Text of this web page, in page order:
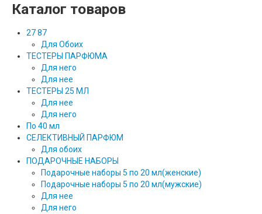
Каталог товаров
27 87
Для Обоих
ТЕСТЕРЫ ПАРФЮМА
Для него
Для нее
ТЕСТЕРЫ 25 МЛ
Для нее
Для него
По 40 мл
СЕЛЕКТИВНЫЙ ПАРФЮМ
Для обоих
ПОДАРОЧНЫЕ НАБОРЫ
Подарочные наборы 5 по 20 мл(женские)
Подарочные наборы 5 по 20 мл(мужские)
Для нее
Для него